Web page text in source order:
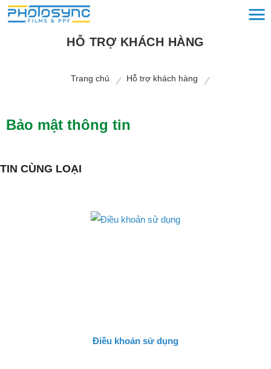
HỖ TRỢ KHÁCH HÀNG
Trang chủ Hỗ trợ khách hàng
Bảo mật thông tin
TIN CÙNG LOẠI
Điều khoản sử dụng